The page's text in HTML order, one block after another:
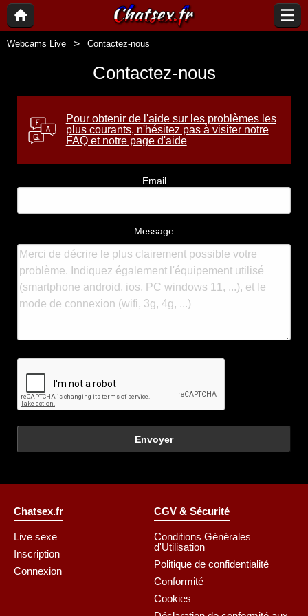
Webcams Live Contactez-nous
Contactez-nous
Pour obtenir de l'aide sur les problèmes les
plus courants, n'hésitez pas à visiter notre
FAQ et notre page d'aide
Email
Message
Envoyer
Chatsex.fr
Live sexe
Inscription
Connexion
CGV & Sécurité
Conditions Générales
d'Utilisation
Politique de confidentialité
Conformité
Cookies